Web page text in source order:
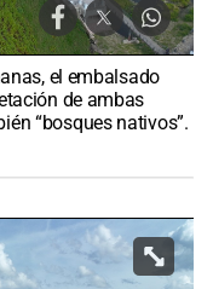
el embalsado
de ambas
“bosques nativos”.